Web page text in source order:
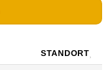
STANDORT